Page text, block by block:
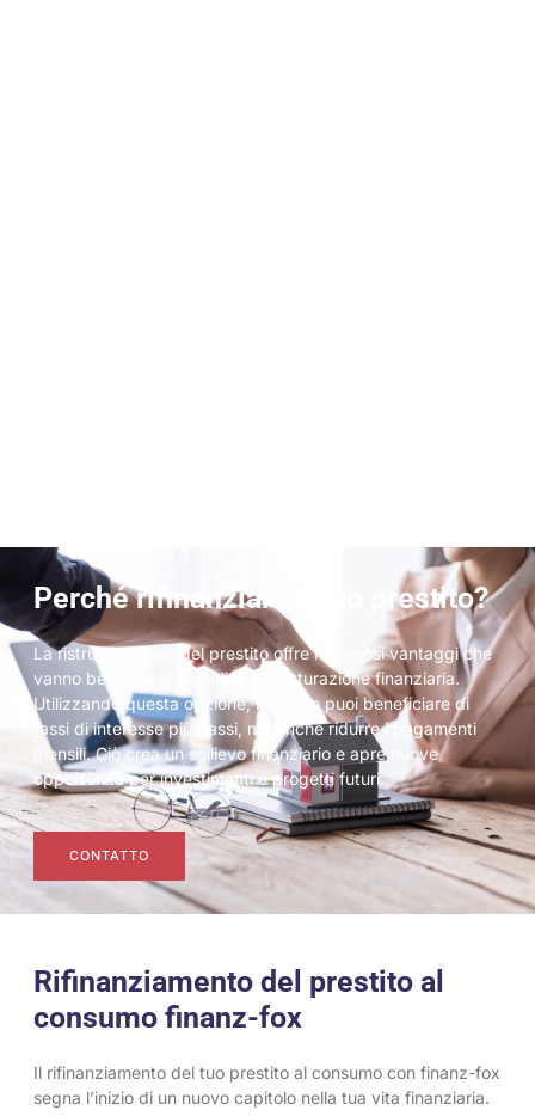
Perché rifinanziare il tuo prestito?
La ristrutturazione del prestito offre numerosi vantaggi che
vanno ben oltre la semplice ristrutturazione finanziaria.
Utilizzando questa opzione, non solo puoi beneficiare di
tassi di interesse più bassi, ma anche ridurre i pagamenti
mensili. Ciò crea un sollievo finanziario e apre nuove
opportunità per investimenti e progetti futuri.
CONTATTO
Rifinanziamento del prestito al
consumo finanz-fox
Il rifinanziamento del tuo prestito al consumo con finanz-fox
segna l’inizio di un nuovo capitolo nella tua vita finanziaria.